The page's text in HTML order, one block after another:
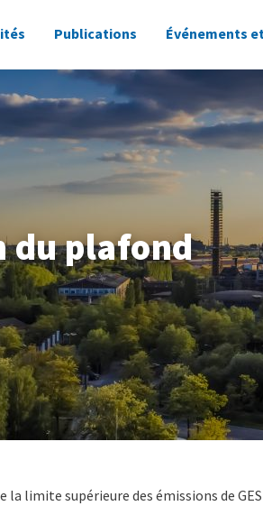
Publications Événements
du plafond
la limite supérieure des émissions de